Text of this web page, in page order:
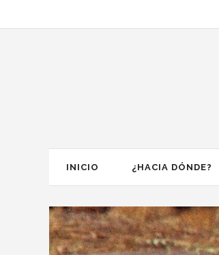
INICIO ¿HACIA DÓNDE?